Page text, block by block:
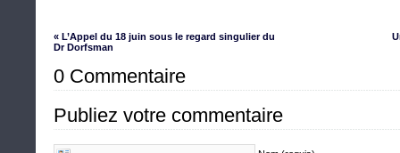
« L’Appel du 18 juin sous le regard singulier du
Dr Dorfsman
0 Commentaire
Publiez votre commentaire